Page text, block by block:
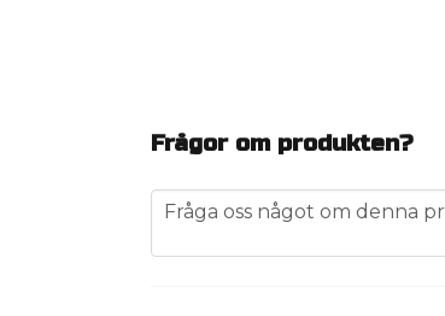
Frågor om produkten?
question
Fråga oss något om denna